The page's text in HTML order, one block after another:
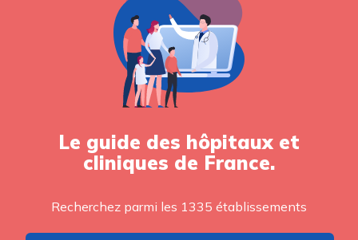
Le guide des hôpitaux et
cliniques de France.
Recherchez parmi les 1335 établissements